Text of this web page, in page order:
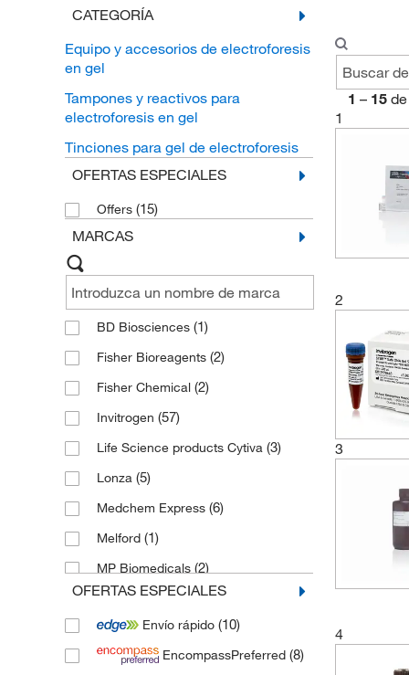
CATEGORÍA
Equipo y accesorios de electroforesis
en gel
Tampones y reactivos para
electroforesis en gel
Tinciones para gel de electroforesis
OFERTAS ESPECIALES
Offers (15)
MARCAS
BD Biosciences (1)
Fisher Bioreagents (2)
Fisher Chemical (2)
Invitrogen (57)
Life Science products Cytiva (3)
Lonza (5)
Medchem Express (6)
Melford (1)
MP Biomedicals (2)
Novus Biologicals(1)
Novus Biologicals (Bio-Techne)
Serva Electrophoresis(2)
OFERTAS ESPECIALES
Envío rápido (10)
EncompassPreferred (8)
1 – 15 de
1
2
3
4